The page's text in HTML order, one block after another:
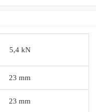
5,4 kN
23 mm
23 mm